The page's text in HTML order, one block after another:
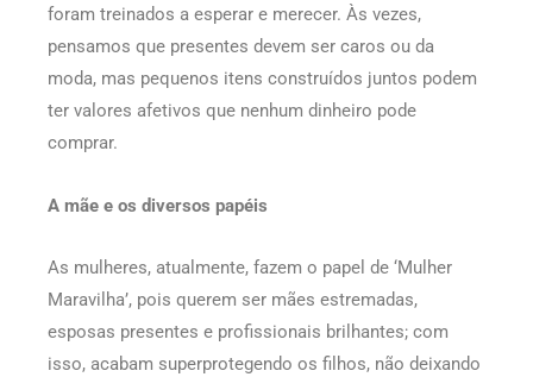
foram treinados a esperar e merecer. Às vezes,
pensamos que presentes devem ser caros ou da
moda, mas pequenos itens construídos juntos podem
ter valores afetivos que nenhum dinheiro pode
comprar.
A mãe e os diversos papéis
As mulheres, atualmente, fazem o papel de ‘Mulher
Maravilha’, pois querem ser mães estremadas,
esposas presentes e profissionais brilhantes; com
isso, acabam superprotegendo os filhos, não deixando